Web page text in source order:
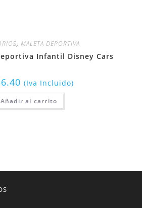
, MALETA DEPORTIVA
Infantil Disney Cars
(Iva Incluido)
Añadir al carrito